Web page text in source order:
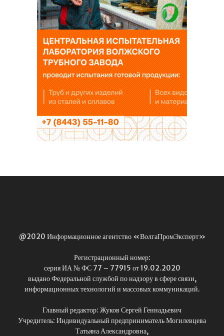
@2020 Информационное агентство «ВолгаПромЭксперт»
Регистрационный номер:
серия ИА № ФС 77 – 77915 от 19.02.2020
выдано Федеральной службой по надзору в сфере связи,
информационных технологий и массовых коммуникаций.
Главный редактор: Жуков Сергей Геннадьевич
Учредитель: Индивидуальный предприниматель Могилевцева
Татьяна Александровна,